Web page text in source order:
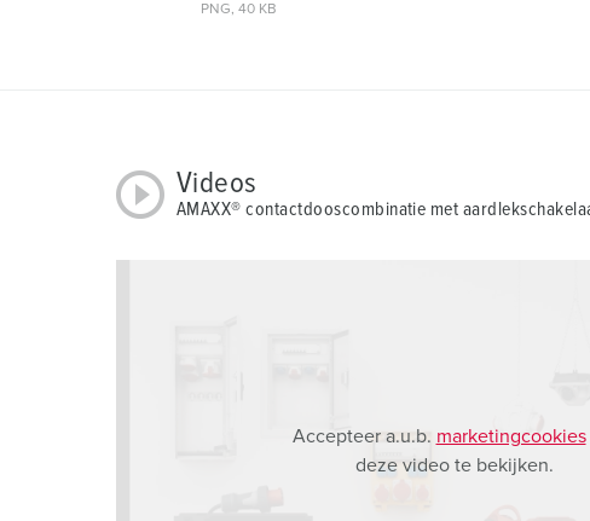
w
PNG, 40 KB
Videos
AMAXX® contactdooscombinatie met
Accepteer a.u.b. marketingcookies
deze video te bekijken.